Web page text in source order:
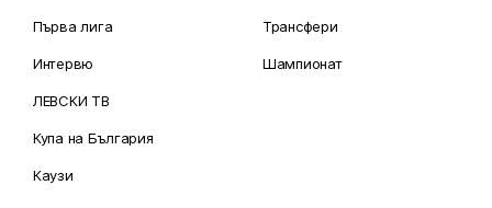
Първа лига
Интервю
ЛЕВСКИ ТВ
Купа на България
Каузи
Трансфери
Шампионат